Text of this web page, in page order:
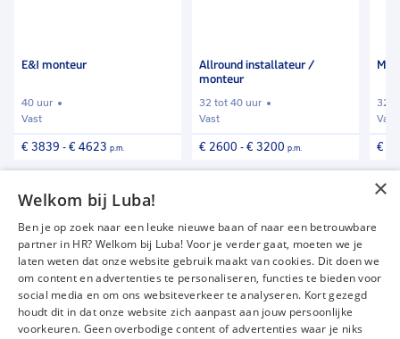
het ook noodzakelijk om je VCA-certificaat te
E&I monteur
40 uur
Vast
€ 3839 - € 4623 p.m.
Allround installateur /
monteur
32 tot 40 uur
Vast
€ 2600 - € 3200 p.m.
32
Vast
€
Vind meer vacatures
Vacatures
Over ons
Werken bij Luba
Voor werkgevers
×
Welkom bij Luba!
Ben je op zoek naar een leuke nieuwe baan of naar een betrouwbare
partner in HR? Welkom bij Luba! Voor je verder gaat, moeten we je
laten weten dat onze website gebruik maakt van cookies. Dit doen we
om content en advertenties te personaliseren, functies te bieden voor
social media en om ons websiteverkeer te analyseren. Kort gezegd
houdt dit in dat onze website zich aanpast aan jouw persoonlijke
voorkeuren. Geen overbodige content of advertenties waar je niks